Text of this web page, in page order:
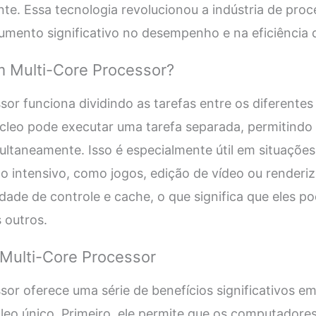
Essa tecnologia revolucionou a indústria de
significativo no desempenho e na eficiência
Multi-Core Processor?
funciona dividindo as tarefas entre os
pode executar uma tarefa separada,
Isso é especialmente útil em
intensivo, como jogos, edição de vídeo ou
de controle e cache, o que significa que eles
outros.
Core Processor
oferece uma série de benefícios significativos